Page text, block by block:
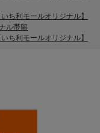
ち利モールオリジナル】
ル帯留
ち利モールオリジナル】